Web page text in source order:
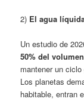
2) El agua
Un estudio de
50% del
mantener un
Los planetas
habitable, entran